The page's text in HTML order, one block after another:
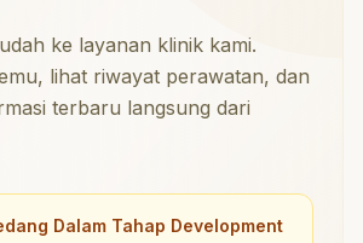
ke layanan klinik kami.
lihat riwayat perawatan, dan
terbaru langsung dari
Dalam Tahap Development